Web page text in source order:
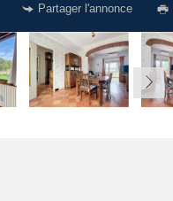
Partager l'annonce